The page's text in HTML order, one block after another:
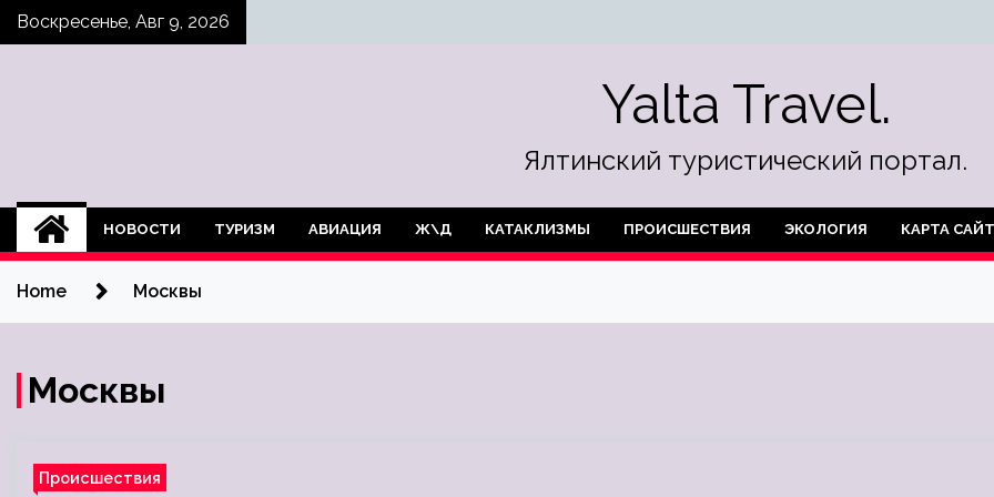
SkipВоскресенье, Авг 9, 2026
Yalta Travel.
Ялтинский туристический портал.
НОВОСТИ ТУРИЗМ АВИАЦИЯ Ж\Д КАТАКЛИЗМЫ ПРОИСШЕСТВИЯ ЭКОЛОГИЯ КАРТА
Home Москвы
Москвы
Происшествия